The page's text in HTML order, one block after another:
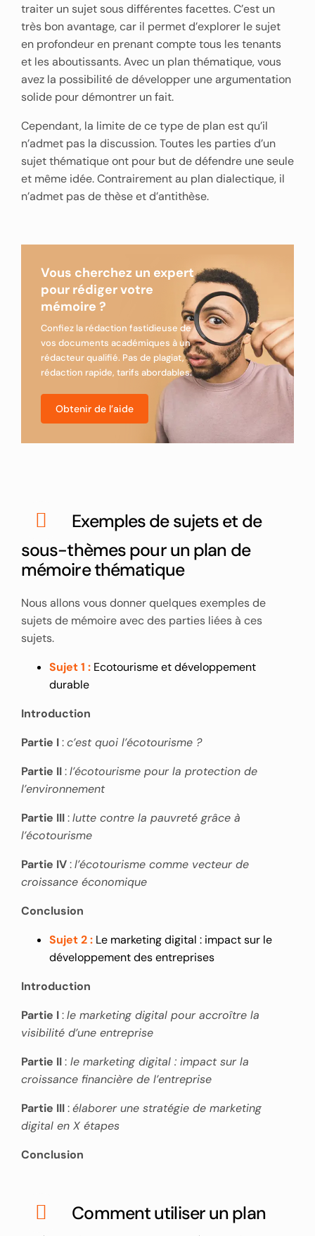
traiter un sujet sous différentes facettes. C’est un
très bon avantage, car il permet d’explorer le sujet
en profondeur en prenant compte tous les tenants
et les aboutissants. Avec un plan thématique, vous
avez la possibilité de développer une argumentation
solide pour démontrer un fait.
Cependant, la limite de ce type de plan est qu’il
n’admet pas la discussion. Toutes les parties d’un
sujet thématique ont pour but de défendre une seule
et même idée. Contrairement au plan dialectique, il
n’admet pas de thèse et d’antithèse.
Vous cherchez un expert
pour rédiger votre
mémoire ?
Confiez la rédaction fastidieuse de
vos documents académiques à un
rédacteur qualifié. Pas de plagiat,
rédaction rapide, tarifs abordables.
Obtenir de l’aide
Exemples de sujets et de
sous-thèmes pour un plan de
mémoire thématique
Nous allons vous donner quelques exemples de
sujets de mémoire avec des parties liées à ces
sujets.
Sujet 1 : Ecotourisme et développement
durable
Introduction
Partie I:c’est quoi l’écotourisme ?
Partie II:l’écotourisme pour la protection de
l’environnement
Partie III:lutte contre la pauvreté grâce à
l’écotourisme
Partie IV:l’écotourisme comme vecteur de
croissance économique
Conclusion
Sujet 2 : Le marketing digital : impact sur le
développement des entreprises
Introduction
Partie I:le marketing digital pour accroître la
visibilité d’une entreprise
Partie II:le marketing digital : impact sur la
croissance financière de l’entreprise
Partie III:élaborer une stratégie de marketing
digital en X étapes
Conclusion
Comment utiliser un plan